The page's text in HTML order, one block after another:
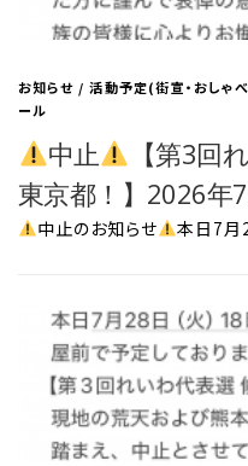
お知らせ/活動予定(街宣・おしゃべ
ール
中止
【第3回
東京都！】2026年7
中止のお知らせ 本日7月